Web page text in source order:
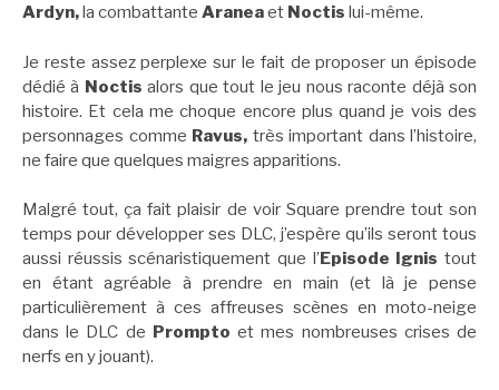
Ardyn,la combattante Araneaet Noctis lui-même.
Je reste assez perplexe sur le fait de proposer un épisode
dédié à Noctis alors que tout le jeu nous raconte déjà son
histoire. Et cela me choque encore plus quand je vois des
personnages comme Ravus, très important dans l’histoire,
ne faire que quelques maigres apparitions.
Malgré tout, ça fait plaisir de voir Square prendre tout son
temps pour développer ses DLC, j’espère qu’ils seront tous
aussi réussis scénaristiquement que l’Episode Ignis tout
en étant agréable à prendre en main (et là je pense
particulièrement à ces affreuses scènes en moto-neige
dans le DLC de Prompto et mes nombreuses crises de
nerfs en y jouant).